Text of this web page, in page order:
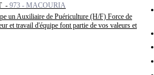
- 973 - MACOURIA
un Auxiliaire de Puériculture (H/F) Force de
et travail d'équipe font partie de vos valeurs et